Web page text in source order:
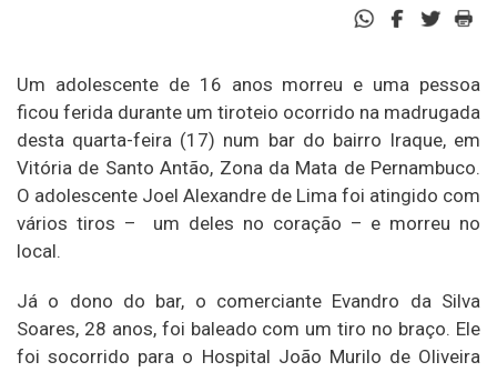
Um adolescente de 16 anos morreu e uma pessoa
ficou ferida durante um tiroteio ocorrido na madrugada
desta quarta-feira (17) num bar do bairro Iraque, em
Vitória de Santo Antão, Zona da Mata de Pernambuco.
O adolescente Joel Alexandre de Lima foi atingido com
vários tiros – um deles no coração – e morreu no
local.
Já o dono do bar, o comerciante Evandro da Silva
Soares, 28 anos, foi baleado com um tiro no braço. Ele
foi socorrido para o Hospital João Murilo de Oliveira